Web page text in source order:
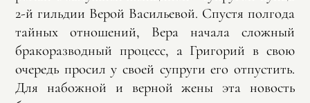
2-й гильдии Верой Васильевой. Спустя полгода
тайных отношений, Вера начала сложный
бракоразводный процесс, а Григорий в свою
очередь просил у своей супруги его отпустить.
Для набожной и верной жены эта новость